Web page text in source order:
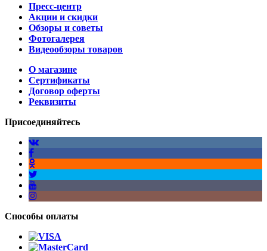
Пресс-центр
Акции и скидки
Обзоры и советы
Фотогалерея
Видеообзоры товаров
О магазине
Сертификаты
Договор оферты
Реквизиты
Присоединяйтесь
Способы оплаты